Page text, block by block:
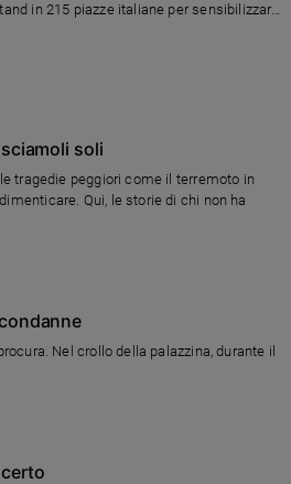
in 215 piazze italiane per sensibilizzare
ai movimenti tellurici.
soli
tragedie peggiori come il terremoto in
Qui, le storie di chi non ha
Nel crollo della palazzina, durante il